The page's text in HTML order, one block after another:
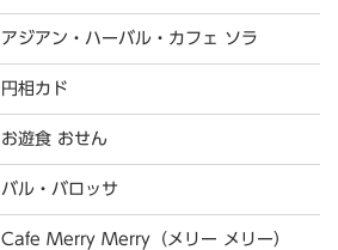
アジアン・ハーバル・カフェ ソラ
円相カド
お遊食 おせん
バル・バロッサ
Cafe Merry Merry（メリー メリー）